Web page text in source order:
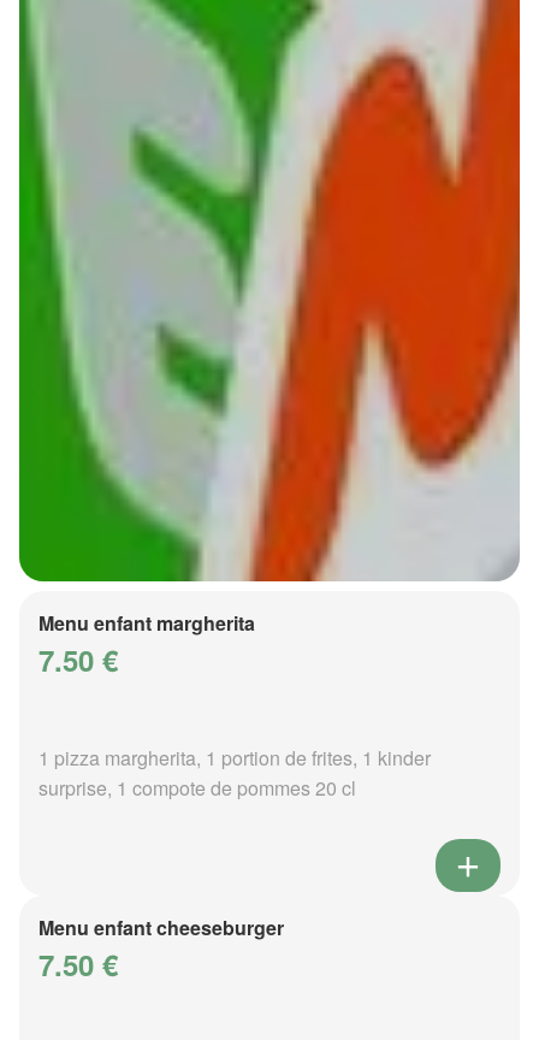
Menu enfant margherita
7.50 €
1 pizza margherita, 1 portion de frites, 1 kinder
surprise, 1 compote de pommes 20 cl
Menu enfant cheeseburger
7.50 €